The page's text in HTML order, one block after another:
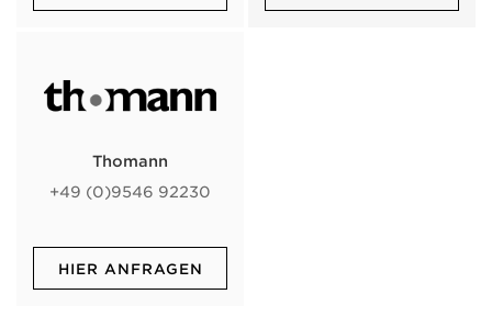
Thomann
+49 (0)9546 92230
HIER ANFRAGEN